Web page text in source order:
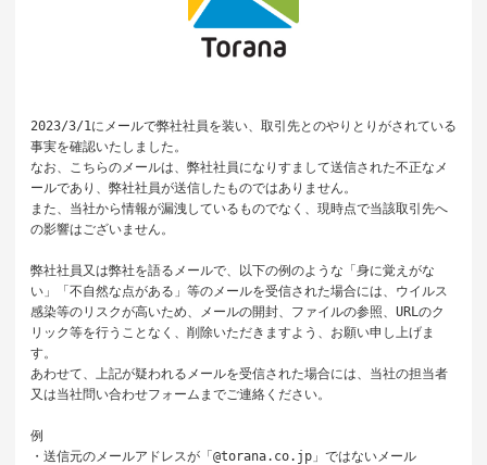
2023/3/1にメールで弊社社員を装い、取引先とのやりとりがされている
事実を確認いたしました。
なお、こちらのメールは、弊社社員になりすまして送信された不正なメ
ールであり、弊社社員が送信したものではありません。
また、当社から情報が漏洩しているものでなく、現時点で当該取引先へ
の影響はございません。
弊社社員又は弊社を語るメールで、以下の例のような「身に覚えがな
い」「不自然な点がある」等のメールを受信された場合には、ウイルス
感染等のリスクが高いため、メールの開封、ファイルの参照、URLのク
リック等を行うことなく、削除いただきますよう、お願い申し上げま
す。
あわせて、上記が疑われるメールを受信された場合には、当社の担当者
又は当社問い合わせフォームまでご連絡ください。
例
・送信元のメールアドレスが「@torana.co.jp」ではないメール